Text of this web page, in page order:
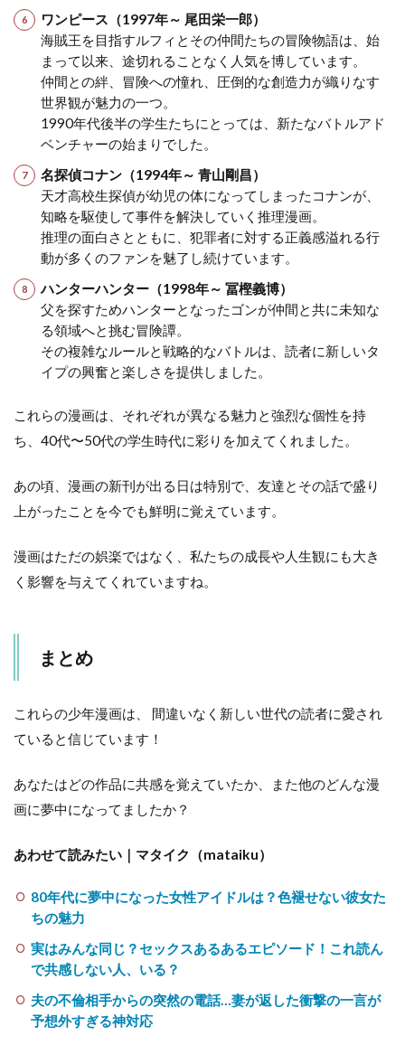
ワンピース（1997年～ 尾田栄一郎）
海賊王を目指すルフィとその仲間たちの冒険物語は、始
まって以来、途切れることなく人気を博しています。
仲間との絆、冒険への憧れ、圧倒的な創造力が織りなす
世界観が魅力の一つ。
1990年代後半の学生たちにとっては、新たなバトルアド
ベンチャーの始まりでした。
名探偵コナン（1994年～ 青山剛昌）
天才高校生探偵が幼児の体になってしまったコナンが、
知略を駆使して事件を解決していく推理漫画。
推理の面白さとともに、犯罪者に対する正義感溢れる行
動が多くのファンを魅了し続けています。
ハンターハンター（1998年～ 冨樫義博）
父を探すためハンターとなったゴンが仲間と共に未知な
る領域へと挑む冒険譚。
その複雑なルールと戦略的なバトルは、読者に新しいタ
イプの興奮と楽しさを提供しました。
これらの漫画は、それぞれが異なる魅力と強烈な個性を持
ち、40代〜50代の学生時代に彩りを加えてくれました。
あの頃、漫画の新刊が出る日は特別で、友達とその話で盛り
上がったことを今でも鮮明に覚えています。
漫画はただの娯楽ではなく、私たちの成長や人生観にも大き
く影響を与えてくれていますね。
まとめ
これらの少年漫画は、 間違いなく新しい世代の読者に愛され
ていると信じています！
あなたはどの作品に共感を覚えていたか、また他のどんな漫
画に夢中になってましたか？
あわせて読みたい｜マタイク（mataiku）
80年代に夢中になった女性アイドルは？色褪せない彼女た
ちの魅力
実はみんな同じ？セックスあるあるエピソード！これ読ん
で共感しない人、いる？
夫の不倫相手からの突然の電話…妻が返した衝撃の一言が
予想外すぎる神対応